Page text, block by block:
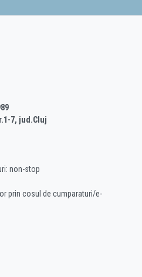
7, jud.Cluj
non-stop
prin cosul de cumparaturi/e-